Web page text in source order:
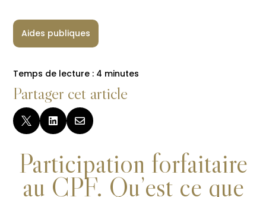
Aides publiques
Temps de lecture : 4 minutes
Partager cet article
  
Participation forfaitaire
au CPF. Qu’est ce que